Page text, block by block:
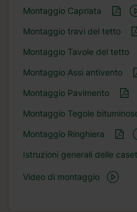
Montaggio Capriata
Montaggio travi del tetto
Montaggio Tavole del tetto
Montaggio Assi antivento
Montaggio Pavimento
Montaggio Tegole
Montaggio Ringhiera
Istruzioni generali delle
Video di montaggio